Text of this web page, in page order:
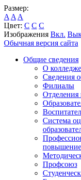
Размер:
A A A
Цвет: C C C
Изображения Вкл.
Обычная версия сайта
Общие сведения
О колледже
Сведения
Филиалы
Отделения
Система
Профсоюз